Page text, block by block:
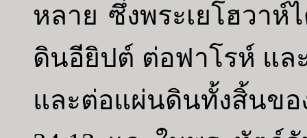
หลาย ซึ่งพระเยโฮวาห์
ดินอียิปต์ ต่อฟาโรห์ แล
และต่อแผ่นดินทั้งสิ้นขอ